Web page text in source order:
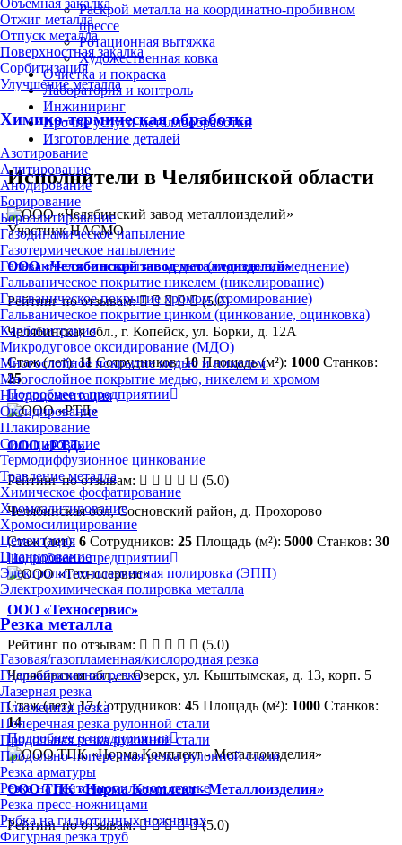
Отжиг металла
Отпуск металла
Поверхностная закалка
Сорбитизация
Улучшение металла
Химико-термическая обработка
Азотирование
Алитирование
Анодирование
Борирование
Бороалитирование
Газодинамическое напыление
Газотермическое напыление
Гальваническое покрытие медью (меднение, омеднение)
Гальваническое покрытие никелем (никелирование)
Гальваническое покрытие хромом (хромирование)
Гальваническое покрытие цинком (цинкование, оцинковка)
Карбонитрация
Микродуговое оксидирование (МДО)
Многослойное покрытие медью и никелем
Многослойное покрытие медью, никелем и хромом
Нитроцементация
Оксидирование
Плакирование
Силицирование
Термодиффузионное цинкование
Травление металла
Химическое фосфатирование
Хромоалитирование
Хромосилицирование
Цементация
Цианирование
Электролитно-плазменная полировка (ЭПП)
Электрохимическая полировка металла
Резка металла
Газовая/газопламенная/кислородная резка
Гидроабразивная резка
Лазерная резка
Плазменная резка
Поперечная резка рулонной стали
Продольная резка рулонной стали
Продольно-поперечная резка рулонной стали
Резка арматуры
Резка на ленточнопильном станке
Резка пресс-ножницами
Рубка на гильотинных ножницах
Фигурная резка труб
Раскрой металла на координатно-пробивном
прессе
Ротационная вытяжка
Художественная ковка
Очистка и покраска
Лаборатория и контроль
Инжиниринг
Прочие услуги металлообработки
Изготовление деталей
Исполнители в Челябинской области
Участник НАСМО
ООО «Челябинский завод металлоизделий»
Рейтинг по отзывам:
(5.0)
Челябинская обл., г. Копейск, ул. Борки, д. 12А
Стаж (лет):11 Сотрудников:10 Площадь (м²): 1000 Станков:
25
Подробнее о предприятии
ООО «РТД»
Рейтинг по отзывам:
(5.0)
Челябинская обл, Сосновский район, д. Прохорово
Стаж (лет): 6 Сотрудников: 25 Площадь (м²): 5000 Станков: 30
Подробнее о предприятии
ООО «Техносервис»
Рейтинг по отзывам:
(5.0)
Челябинская обл., г. Озерск, ул. Кыштымская, д. 13, корп. 5
Стаж (лет):17 Сотрудников: 45 Площадь (м²): 1000 Станков:
14
Подробнее о предприятии
ООО ТПК «Норма Комплект - Металлоизделия»
Рейтинг по отзывам:
(5.0)